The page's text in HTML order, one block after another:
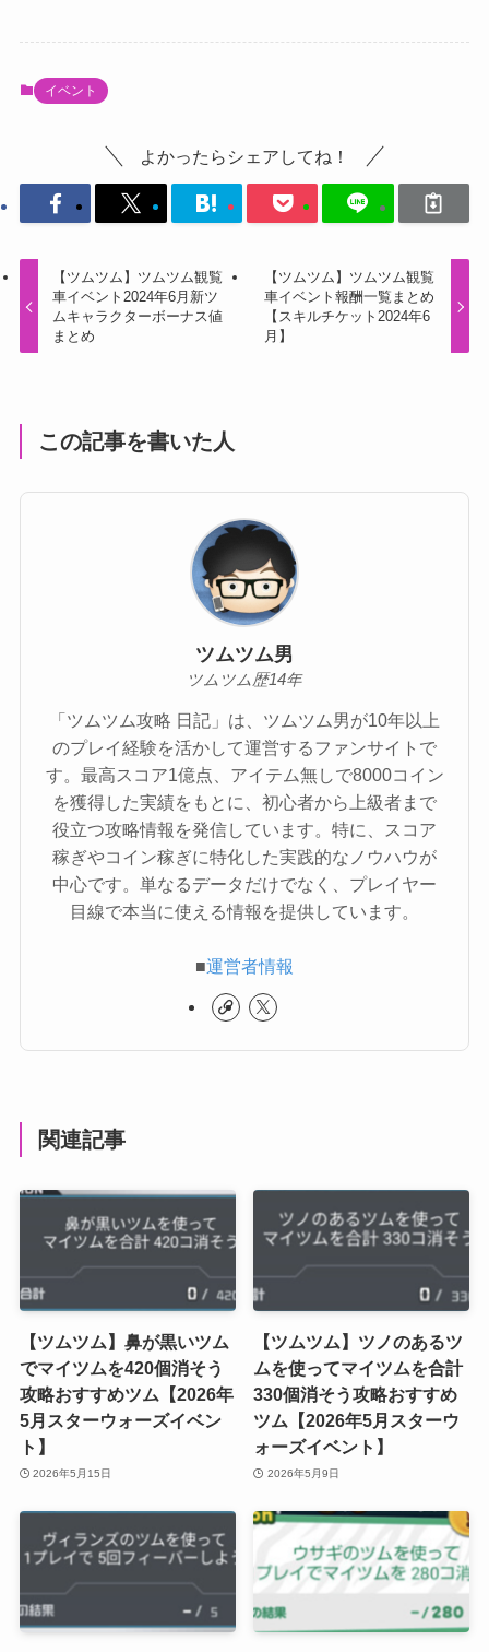
イベント
よかったらシェアしてね！
【ツムツム】ツムツム観覧
車イベント2024年6月新ツ
ムキャラクターボーナス値
まとめ
【ツムツム】ツムツム観覧
車イベント報酬一覧まとめ
【スキルチケット2024年6
月】
この記事を書いた人
ツムツム男
ツムツム歴14年
「ツムツム攻略 日記」は、ツムツム男が10年以上
のプレイ経験を活かして運営するファンサイトで
す。最高スコア1億点、アイテム無しで8000コイン
を獲得した実績をもとに、初心者から上級者まで
役立つ攻略情報を発信しています。特に、スコア
稼ぎやコイン稼ぎに特化した実践的なノウハウが
中心です。単なるデータだけでなく、プレイヤー
目線で本当に使える情報を提供しています。
■運営者情報
関連記事
【ツムツム】鼻が黒いツム
でマイツムを420個消そう
攻略おすすめツム【2026年
5月スターウォーズイベン
ト】
2026年5月15日
【ツムツム】ツノのあるツ
ムを使ってマイツムを合計
330個消そう攻略おすすめ
ツム【2026年5月スターウ
ォーズイベント】
2026年5月9日